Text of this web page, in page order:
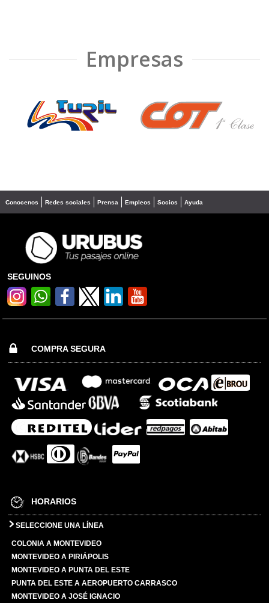
Empresas
❮ ❯
Conocenos Redes sociales Prensa Empleos Socios Ayuda
SEGUINOS
COMPRA SEGURA
HORARIOS
SELECCIONE UNA LÍNEA
COLONIA A MONTEVIDEO
MONTEVIDEO A PIRIÁPOLIS
MONTEVIDEO A PUNTA DEL ESTE
PUNTA DEL ESTE A AEROPUERTO CARRASCO
MONTEVIDEO A JOSÉ IGNACIO